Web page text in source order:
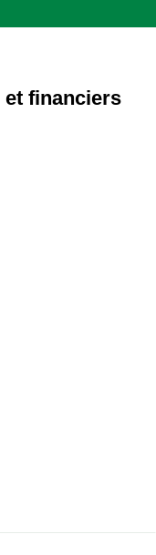
et financiers